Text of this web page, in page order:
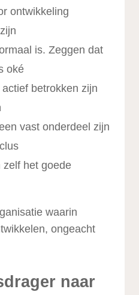
ontwikkeling
is. Zeggen dat
oké
actief betrokken zijn
vast onderdeel zijn
zelf het goede
waarin
ongeacht
naar